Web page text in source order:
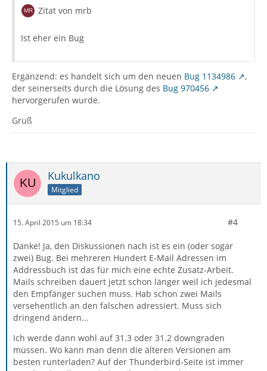
Zitat von mrb
Ist eher ein Bug
Ergänzend: es handelt sich um den neuen Bug 1134986
,
der seinerseits durch die Lösung des Bug 970456
hervorgerufen wurde.
Gruß
Kukulkano
Mitglied
15. April 2015 um 18:34 #4
Danke! Ja, den Diskussionen nach ist es ein (oder sogar
zwei) Bug. Bei mehreren Hundert E-Mail Adressen im
Addressbuch ist das für mich eine echte Zusatz-Arbeit.
Mails schreiben dauert jetzt schon länger weil ich jedesmal
den Empfänger suchen muss. Hab schon zwei Mails
versehentlich an den falschen adressiert. Muss sich
dringend ändern...
Ich werde dann wohl auf 31.3 oder 31.2 downgraden
müssen. Wo kann man denn die älteren Versionen am
besten runterladen? Auf der Thunderbird-Seite ist immer